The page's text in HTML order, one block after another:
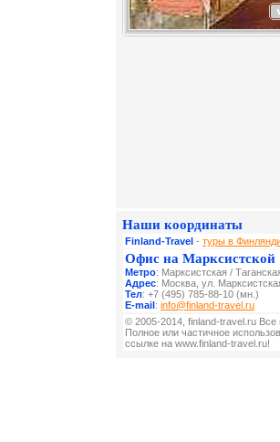
Наши координаты
Finland-Travel - туры в
Офис на Марксистской
Метро: Марксистская /
Адрес: Москва, ул.
Тел: +7 (495) 785-88-10 (мн.)
E-mail: info@finland-travel.ru
© 2005-2014, finland-travel.ru
Полное или частичное
ссылке на www.finland-travel.ru!